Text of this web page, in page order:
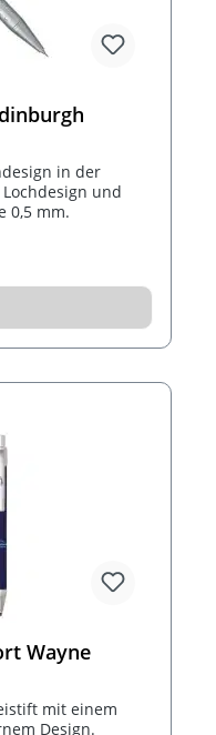
in der
und
0,5 mm.
Wayne
mit einem
Design.